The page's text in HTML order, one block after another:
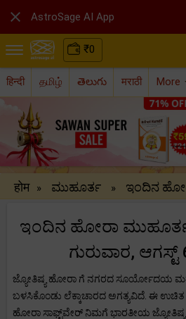
₹0
हिन्दी தமிழ் తెలుగు मराठी More
होम » ಮುಹೂರ್ತ » ಇಂದಿನ
ಇಂದಿನ ಹೋರಾ ಮುಹೂರ್ತ
ಗುರುವಾರ, ಆಗಸ್ಟ್
ಜ್ಯೋತಿಷ್ಯ ಹೋರಾ ಗೆ ನಗರದ ಸೂರ್ಯೋದಯ
ಬಳಸಿಕೊಂಡು ಲೆಕ್ಕಾಚಾರದ ಅಗತ್ಯವಿದೆ. ಈ ಉಚಿತ
ಹೋರಾ ಸಾಫ್ಟ್‌ವೇರ್ ನಿಮಗೆ ಭಾರತೀಯ
 AstroSage AI App